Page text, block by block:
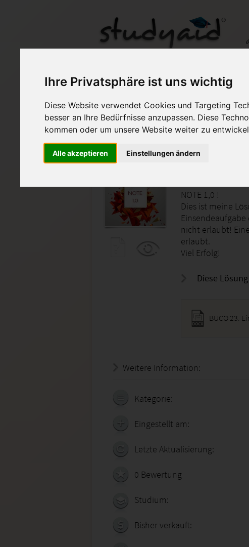
Ihre Privatsphäre ist uns wichtig
Diese Website verwendet Cookies und Targeting
besser an Ihre Bedürfnisse anzupassen. Diese
kommen oder um unsere Website weiter zu
Alle akzeptieren Einstellungen ändern
BUCO23 - Note 1 Jahr:
Auf StudyAid.de verkaufen
NOTE 1,0 !
Dies ist meine
nicht erlaubt!
erlaubt.
Viel Erfolg!
Diese
BUCO 23.
Weitere Information:
Kategorie:
Eingestellt am:
Letzte Aktualisierung:
0 Bewertung
Studium:
Bisher verkauft: